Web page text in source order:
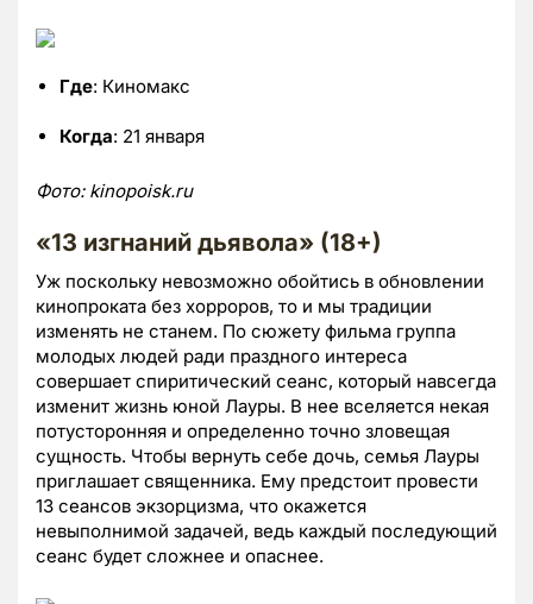
Где: Киномакс
Когда: 21 января
Фото: kinopoisk.ru
«13 изгнаний дьявола» (18+)
Уж поскольку невозможно обойтись в обновлении
кинопроката без хорроров, то и мы традиции
изменять не станем. По сюжету фильма группа
молодых людей ради праздного интереса
совершает спиритический сеанс, который навсегда
изменит жизнь юной Лауры. В нее вселяется некая
потусторонняя и определенно точно зловещая
сущность. Чтобы вернуть себе дочь, семья Лауры
приглашает священника. Ему предстоит провести
13 сеансов экзорцизма, что окажется
невыполнимой задачей, ведь каждый последующий
сеанс будет сложнее и опаснее.